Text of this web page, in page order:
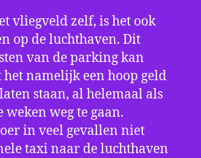
vliegveld zelf, is het ook
op de luchthaven. Dit
van de parking kan
namelijk een hoop geld
staan, al helemaal als
weg te gaan.
in veel gevallen niet
taxi naar de luchthaven